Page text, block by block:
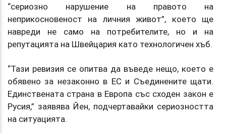
“сериозно нарушение на правото на
неприкосновеност на личния живот”, което ще
навреди не само на потребителите, но и на
репутацията на Швейцария като технологичен хъб.
“Тази ревизия се опитва да въведе нещо, което е
обявено за незаконно в ЕС и Съединените щати.
Единствената страна в Европа със сходен закон е
Русия,” заявява Йен, подчертавайки сериозността
на ситуацията.